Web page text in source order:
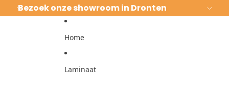
Bezoek onze showroom in Dronten
Home
Laminaat